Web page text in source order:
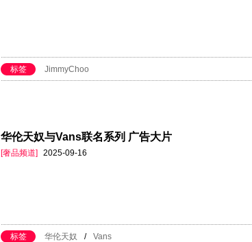
标签 JimmyChoo
华伦天奴与Vans联名系列 广告大片
[奢品频道] 2025-09-16
标签 华伦天奴 / Vans